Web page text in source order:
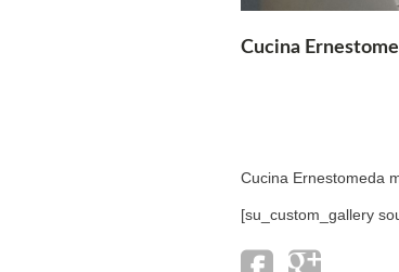
Cucina
Cucina Ernestomeda
[su_custom_gallery